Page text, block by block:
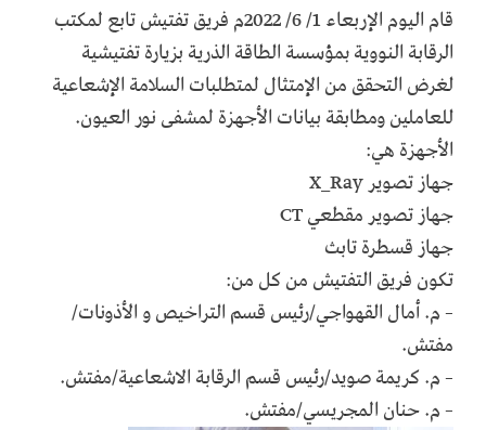
قام اليوم الإربعاء 1/ 6/ 2022م فريق تفتيش تابع لمكتب
الرقابة النووية بمؤسسة الطاقة الذرية بزيارة تفتيشية
لغرض التحقق من الإمتثال لمتطلبات السلامة الإشعاعية
للعاملين ومطابقة بيانات الأجهزة لمشفى نور العيون.
الأجهزة هي:
جهاز تصوير X_Ray
جهاز تصوير مقطعي CT
جهاز قسطرة تابث
تكون فريق التفتيش من كل من:
– م. أمال القهواجي/رئيس قسم التراخيص و الأذونات/
مفتش.
– م. كريمة صويد/رئيس قسم الرقابة الاشعاعية/مفتش.
– م. حنان المجريسي/مفتش.